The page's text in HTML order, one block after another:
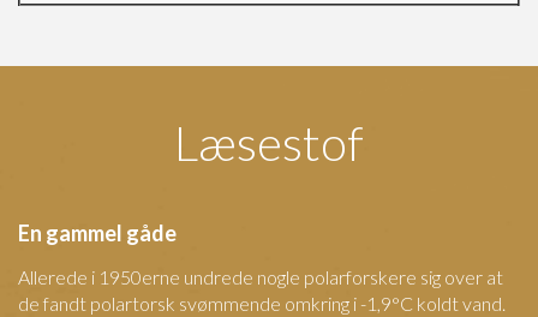
Læsestof
En gammel gåde
Allerede i 1950erne undrede nogle polarforskere sig over at
de fandt polartorsk svømmende omkring i -1,9°C koldt vand.